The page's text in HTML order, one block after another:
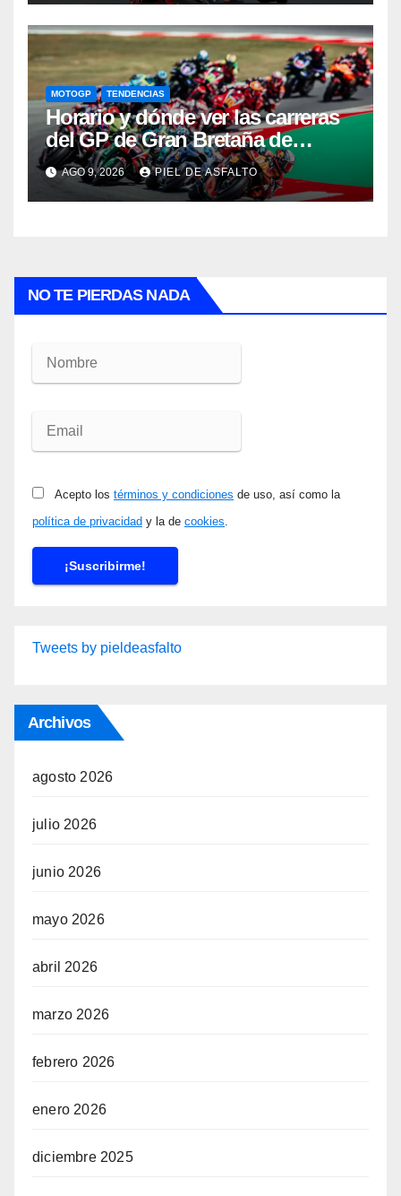
MOTOGP TENDENCIAS
Horario y dónde ver las carreras
del GP de Gran Bretaña de
MotoGP 2026: Jorge Martín
defiende el liderato en
Silverstone
AGO 9, 2026 PIEL DE ASFALTO
NO TE PIERDAS NADA
Acepto los términos y condiciones de uso, así como la
política de privacidad y la de cookies
Tweets by pieldeasfalto
Archivos
agosto 2026
julio 2026
junio 2026
mayo 2026
abril 2026
marzo 2026
febrero 2026
enero 2026
diciembre 2025